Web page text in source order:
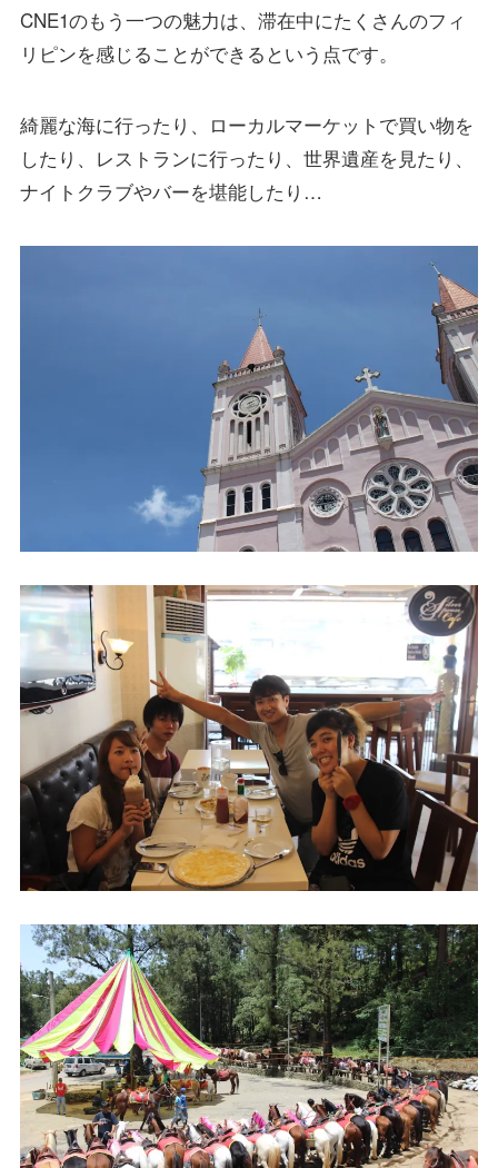
CNE1のもう一つの魅力は、滞在中にたくさんのフィ
リピンを感じることができるという点です。
綺麗な海に行ったり、ローカルマーケットで買い物を
したり、レストランに行ったり、世界遺産を見たり、
ナイトクラブやバーを堪能したり…